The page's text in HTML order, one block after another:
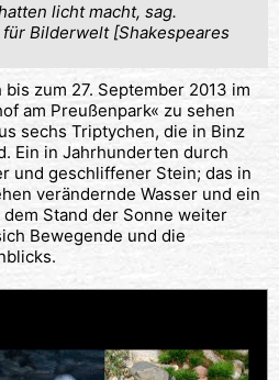
licht macht, sag.
Bilderwelt [Shakespeares
bis zum 27. September 2013 im
am Preußenpark« zu sehen
sechs Triptychen, die in Binz
Ein in Jahrhunderten durch
und geschliffener Stein; das in
verändernde Wasser und ein
Stand der Sonne weiter
Bewegende und die